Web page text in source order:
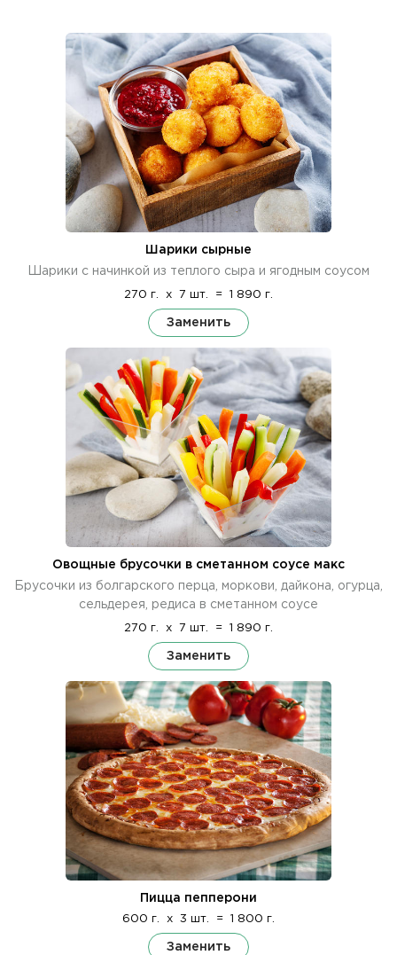
Шарики сырные
Шарики с начинкой из теплого сыра и ягодным соусом
270 г. x 7 шт. = 1 890 г.
Заменить
Овощные брусочки в сметанном соусе макс
Брусочки из болгарского перца, моркови, дайкона, огурца,
сельдерея, редиса в сметанном соусе
270 г. x 7 шт. = 1 890 г.
Заменить
Пицца пепперони
600 г. x 3 шт. = 1 800 г.
Заменить